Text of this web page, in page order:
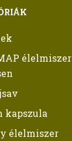
élelmiszer
kapszula
élelmiszer